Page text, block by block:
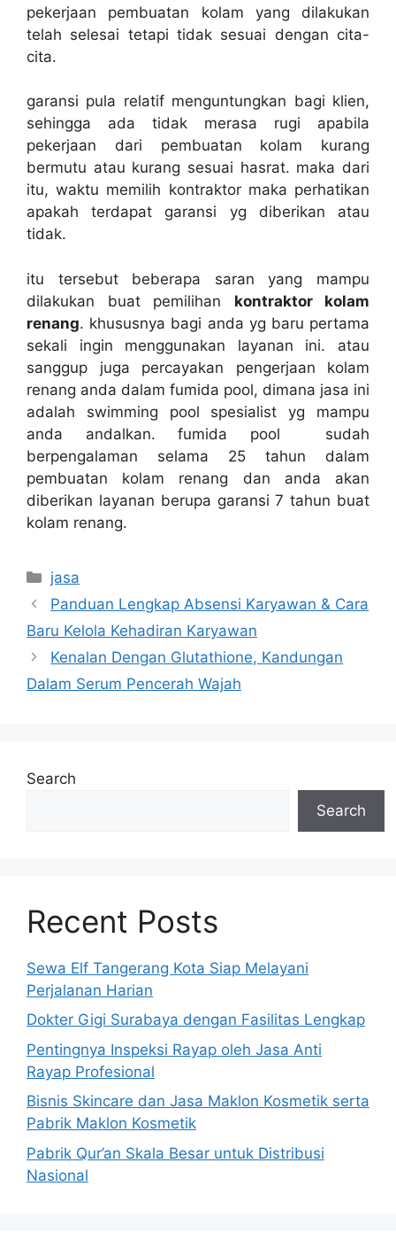
pekerjaan pembuatan kolam yang dilakukan
telah selesai tetapi tidak sesuai dengan cita-
cita.
garansi pula relatif menguntungkan bagi klien,
sehingga ada tidak merasa rugi apabila
pekerjaan dari pembuatan kolam kurang
bermutu atau kurang sesuai hasrat. maka dari
itu, waktu memilih kontraktor maka perhatikan
apakah terdapat garansi yg diberikan atau
tidak.
itu tersebut beberapa saran yang mampu
dilakukan buat pemilihan kontraktor kolam
renang. khususnya bagi anda yg baru pertama
sekali ingin menggunakan layanan ini. atau
sanggup juga percayakan pengerjaan kolam
renang anda dalam fumida pool, dimana jasa ini
adalah swimming pool spesialist yg mampu
anda andalkan. fumida pool sudah
berpengalaman selama 25 tahun dalam
pembuatan kolam renang dan anda akan
diberikan layanan berupa garansi 7 tahun buat
kolam renang.
Categories
jasa
Panduan Lengkap Absensi Karyawan & Cara
Baru Kelola Kehadiran Karyawan
Kenalan Dengan Glutathione, Kandungan
Dalam Serum Pencerah Wajah
Search
Search
Recent Posts
Sewa Elf Tangerang Kota Siap Melayani
Perjalanan Harian
Dokter Gigi Surabaya dengan Fasilitas Lengkap
Pentingnya Inspeksi Rayap oleh Jasa Anti
Rayap Profesional
Bisnis Skincare dan Jasa Maklon Kosmetik serta
Pabrik Maklon Kosmetik
Pabrik Qur’an Skala Besar untuk Distribusi
Nasional